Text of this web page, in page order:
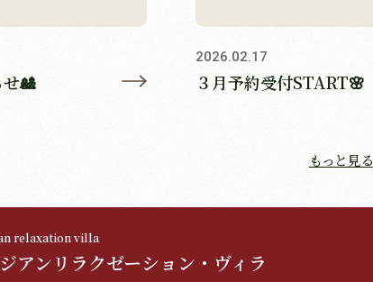
🎎
2026.02.17
３月予約受付START🌸
もっと見る
relaxation villa
アンリラクゼーション・ヴィラ